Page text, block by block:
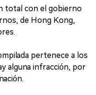
total con el gobierno
de Hong Kong,
pertenece a los
alguna infracción, por